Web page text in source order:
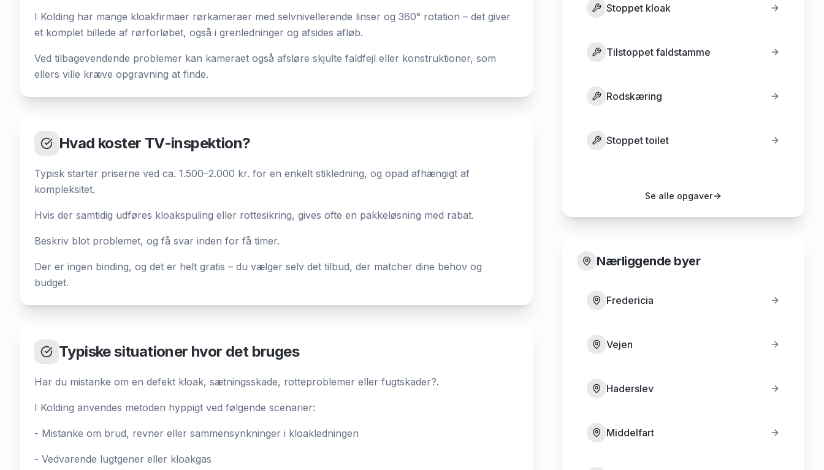
I Kolding har mange kloakfirmaer rørkameraer med selvnivellerende linser og 360° rotation – det giver
et komplet billede af rørforløbet, også i grenledninger og afsides afløb.
Ved tilbagevendende problemer kan kameraet også afsløre skjulte faldfejl eller konstruktioner, som
ellers ville kræve opgravning at finde.
Hvad koster TV-inspektion?
Typisk starter priserne ved ca. 1.500–2.000 kr. for en enkelt stikledning, og opad afhængigt af
kompleksitet.
Hvis der samtidig udføres kloakspuling eller rottesikring, gives ofte en pakkeløsning med rabat.
Beskriv blot problemet, og få svar inden for få timer.
Der er ingen binding, og det er helt gratis – du vælger selv det tilbud, der matcher dine behov og
budget.
Typiske situationer hvor det bruges
Har du mistanke om en defekt kloak, sætningsskade, rotteproblemer eller fugtskader?.
I Kolding anvendes metoden hyppigt ved følgende scenarier:
- Mistanke om brud, revner eller sammensynkninger i kloakledningen
- Vedvarende lugtgener eller kloakgas
Stoppet kloak
Tilstoppet faldstamme
Rodskæring
Stoppet toilet
Se alle opgaver
Nærliggende byer
Fredericia
Vejen
Haderslev
Middelfart